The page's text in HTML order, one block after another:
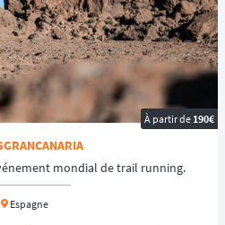
À partir de190€
mondial de trail running.
Espagne